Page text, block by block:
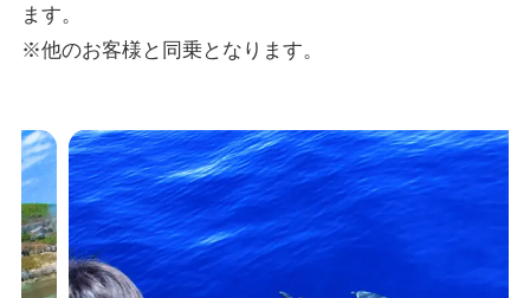
ます。
※他のお客様と同乗となります。